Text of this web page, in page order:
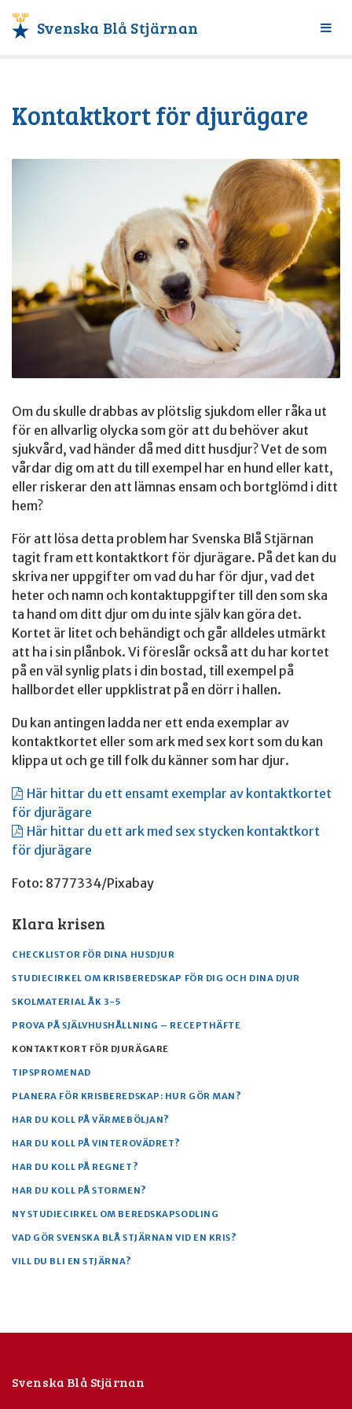
Svenska Blå Stjärnan
Växla
Kontaktkort för djurägare
Om du skulle drabbas av plötslig sjukdom eller råka ut
för en allvarlig olycka som gör att du behöver akut
sjukvård, vad händer då med ditt husdjur? Vet de som
vårdar dig om att du till exempel har en hund eller katt,
eller riskerar den att lämnas ensam och bortglömd i ditt
hem?
För att lösa detta problem har Svenska Blå Stjärnan
tagit fram ett kontaktkort för djurägare. På det kan du
skriva ner uppgifter om vad du har för djur, vad det
heter och namn och kontaktuppgifter till den som ska
ta hand om ditt djur om du inte själv kan göra det.
Kortet är litet och behändigt och går alldeles utmärkt
att ha i sin plånbok. Vi föreslår också att du har kortet
på en väl synlig plats i din bostad, till exempel på
hallbordet eller uppklistrat på en dörr i hallen.
Du kan antingen ladda ner ett enda exemplar av
kontaktkortet eller som ark med sex kort som du kan
klippa ut och ge till folk du känner som har djur.
Här hittar du ett ensamt exemplar av kontaktkortet
för djurägare
Här hittar du ett ark med sex stycken kontaktkort
för djurägare
Foto: 8777334/Pixabay
Klara krisen
CHECKLISTOR FÖR DINA HUSDJUR
STUDIECIRKEL OM KRISBEREDSKAP FÖR DIG OCH DINA DJUR
SKOLMATERIAL ÅK 3-5
PROVA PÅ SJÄLVHUSHÅLLNING – RECEPTHÄFTE
KONTAKTKORT FÖR DJURÄGARE
TIPSPROMENAD
PLANERA FÖR KRISBEREDSKAP: HUR GÖR MAN?
HAR DU KOLL PÅ VÄRMEBÖLJAN?
HAR DU KOLL PÅ VINTEROVÄDRET?
HAR DU KOLL PÅ REGNET?
HAR DU KOLL PÅ STORMEN?
NY STUDIECIRKEL OM BEREDSKAPSODLING
VAD GÖR SVENSKA BLÅ STJÄRNAN VID EN KRIS?
VILL DU BLI EN STJÄRNA?
Svenska Blå Stjärnan